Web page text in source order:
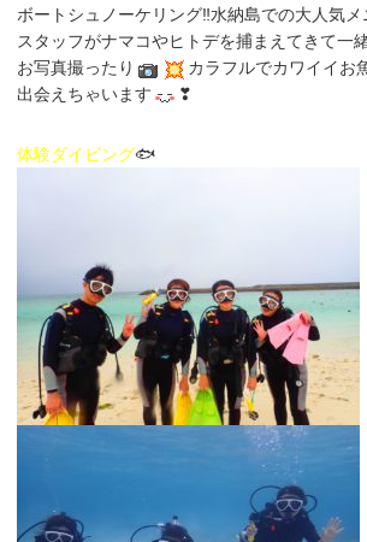
ボートシュノーケリング‼水納島での大人気メ
スタッフがナマコやヒトデを捕まえてきて一
お写真撮ったり
カラフルでカワイイお
出会えちゃいます
❣
体験ダイビング🐟